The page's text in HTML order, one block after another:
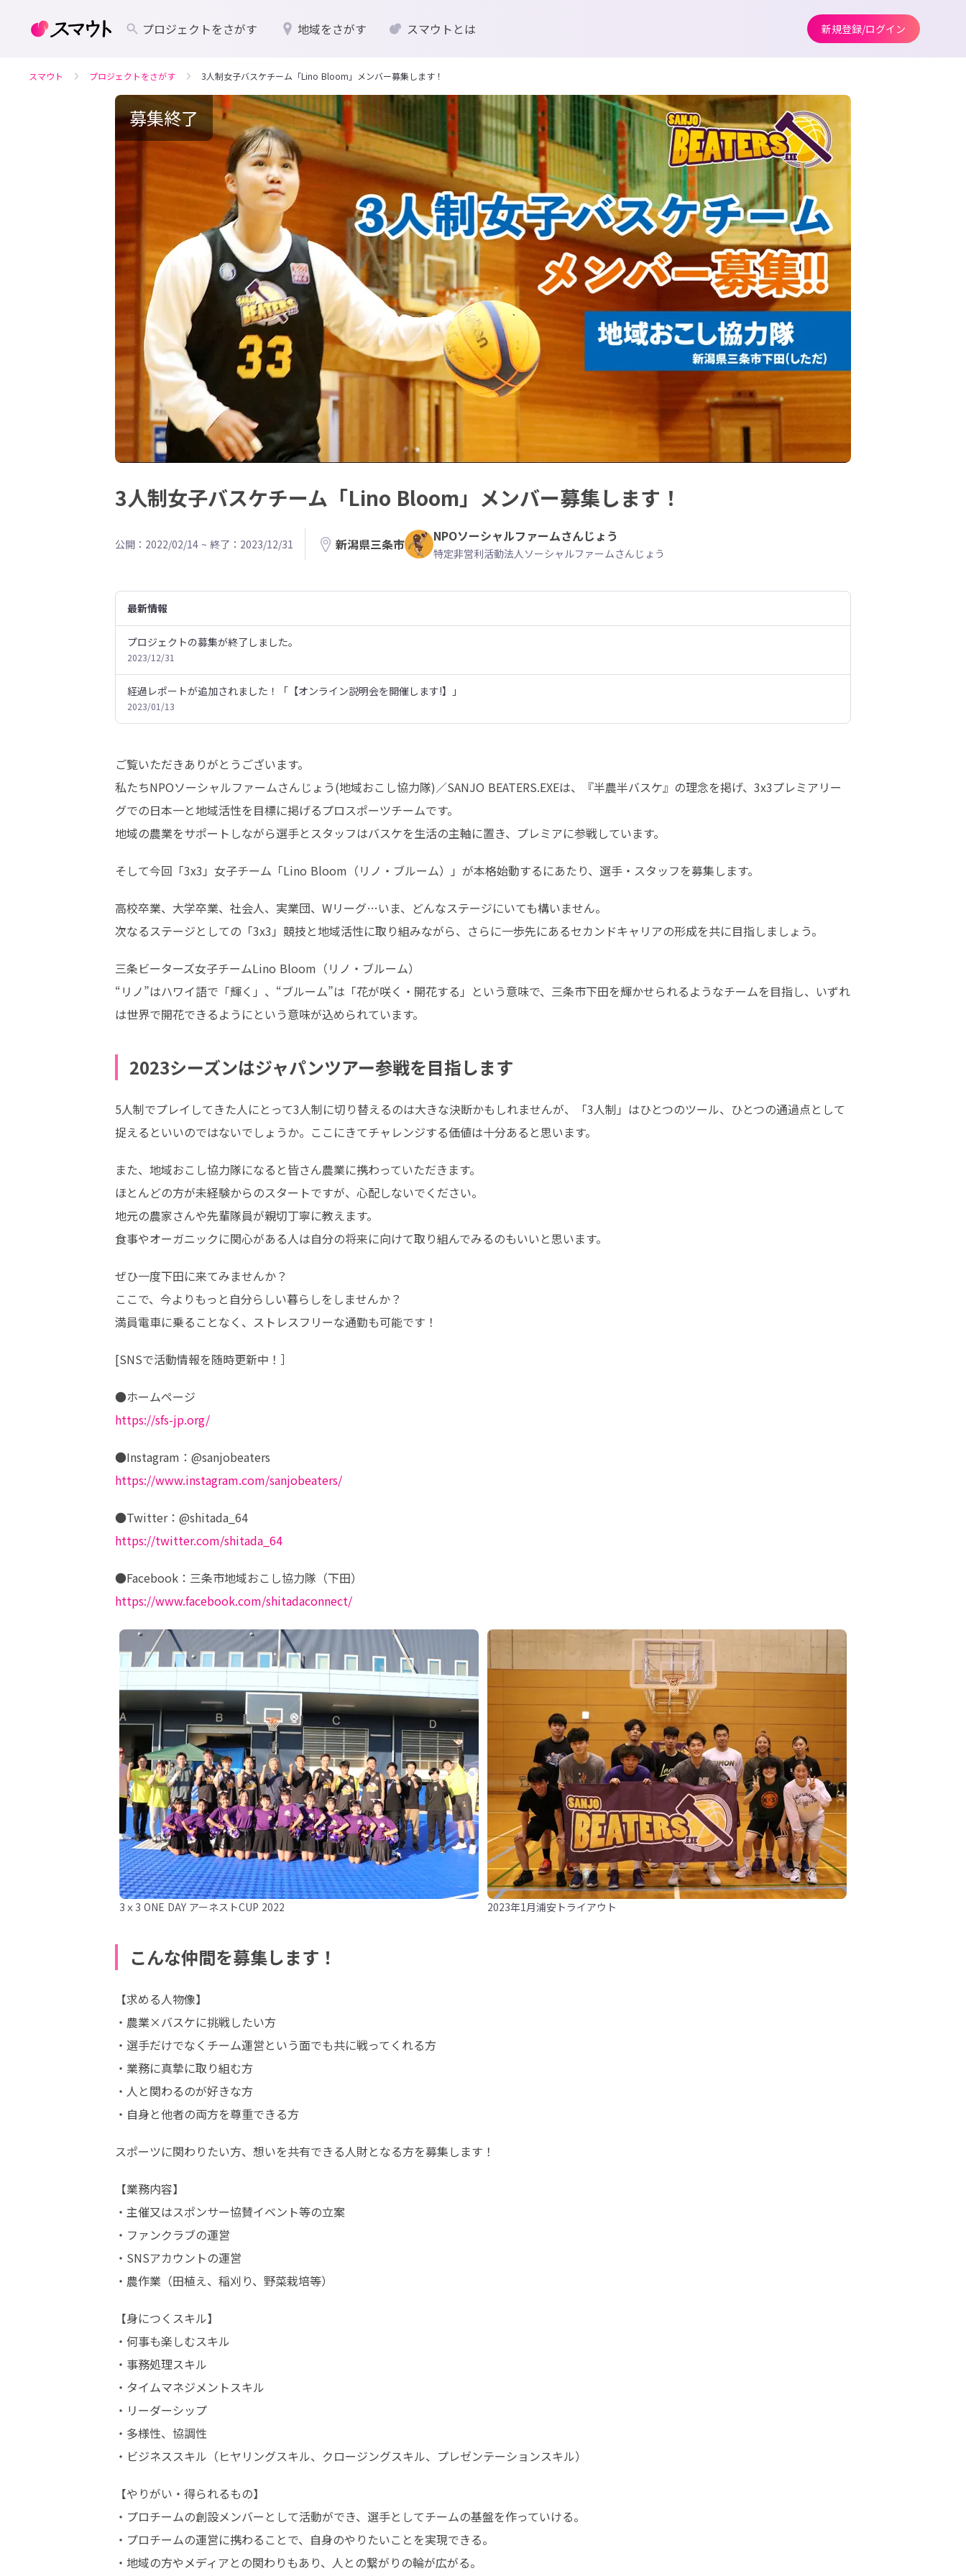
プロジェクトをさがす 地域をさがす スマウトとは 新規登録/ログイン
スマウト プロジェクトをさがす 3人制女子バスケチーム「Lino Bloom」メンバー募集します！
募集終了
3人制女子バスケチーム「Lino Bloom」メンバー募集します！
公開：2022/02/14 ~ 終了：2023/12/31 新潟県三条市 NPOソーシャルファームさんじょう
特定非営利活動法人ソーシャルファームさんじょう
最新情報
プロジェクトの募集が終了しました。
2023/12/31
経過レポートが追加されました！「【オンライン説明会を開催します!】」
2023/01/13
ご覧いただきありがとうございます。
私たちNPOソーシャルファームさんじょう(地域おこし協力隊)／SANJO BEATERS.EXEは、『半農半バスケ』の理念を掲げ、3x3プレミアリー
グでの日本一と地域活性を目標に掲げるプロスポーツチームです。
地域の農業をサポートしながら選手とスタッフはバスケを生活の主軸に置き、プレミアに参戦しています。
そして今回「3x3」女子チーム「Lino Bloom（リノ・ブルーム）」が本格始動するにあたり、選手・スタッフを募集します。
高校卒業、大学卒業、社会人、実業団、Wリーグ…いま、どんなステージにいても構いません。
次なるステージとしての「3x3」競技と地域活性に取り組みながら、さらに一歩先にあるセカンドキャリアの形成を共に目指しましょう。
三条ビーターズ女子チームLino Bloom（リノ・ブルーム）
“リノ”はハワイ語で「輝く」、“ブルーム”は「花が咲く・開花する」という意味で、三条市下田を輝かせられるようなチームを目指し、いずれ
は世界で開花できるようにという意味が込められています。
2023シーズンはジャパンツアー参戦を目指します
5人制でプレイしてきた人にとって3人制に切り替えるのは大きな決断かもしれませんが、「3人制」はひとつのツール、ひとつの通過点として
捉えるといいのではないでしょうか。ここにきてチャレンジする価値は十分あると思います。
また、地域おこし協力隊になると皆さん農業に携わっていただきます。
ほとんどの方が未経験からのスタートですが、心配しないでください。
地元の農家さんや先輩隊員が親切丁寧に教えます。
食事やオーガニックに関心がある人は自分の将来に向けて取り組んでみるのもいいと思います。
ぜひ一度下田に来てみませんか？
ここで、今よりもっと自分らしい暮らしをしませんか？
満員電車に乗ることなく、ストレスフリーな通勤も可能です！
[SNSで活動情報を随時更新中！］
https://sfs-jp.org/
https://www.instagram.com/sanjobeaters/
https://twitter.com/shitada_64
https://www.facebook.com/shitadaconnect/
3ｘ3 ONE DAY アーネストCUP 2022 2023年1月浦安トライアウト
こんな仲間を募集します！
【求める人物像】
・農業×バスケに挑戦したい方
・選手だけでなくチーム運営という面でも共に戦ってくれる方
・業務に真摯に取り組む方
・人と関わるのが好きな方
・自身と他者の両方を尊重できる方
スポーツに関わりたい方、想いを共有できる人財となる方を募集します！
【業務内容】
・主催又はスポンサー協賛イベント等の立案
・ファンクラブの運営
・SNSアカウントの運営
・農作業（田植え、稲刈り、野菜栽培等）
【身につくスキル】
・何事も楽しむスキル
・事務処理スキル
・タイムマネジメントスキル
・リーダーシップ
・多様性、協調性
・ビジネススキル（ヒヤリングスキル、クロージングスキル、プレゼンテーションスキル）
【やりがい・得られるもの】
・プロチームの創設メンバーとして活動ができ、選手としてチームの基盤を作っていける。
・プロチームの運営に携わることで、自身のやりたいことを実現できる。
・地域の方やメディアとの関わりもあり、人との繋がりの輪が広がる。